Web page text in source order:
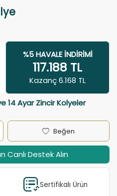
%5 HAVALE İNDIRIMI
117.188 TL
Kazanç 6.168 TL
14 Ayar Zincir Kolyeler
Beğen
Canlı Destek Alın
Sertifikalı Ürün